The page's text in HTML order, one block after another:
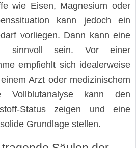
wie Eisen, Magnesium oder
kann jedoch ein
vorliegen. Dann kann eine
sinnvoll sein. Vor einer
empfiehlt sich idealerweise
Arzt oder medizinischem
Vollblutanalyse kann den
Status zeigen und eine
Grundlage stellen.